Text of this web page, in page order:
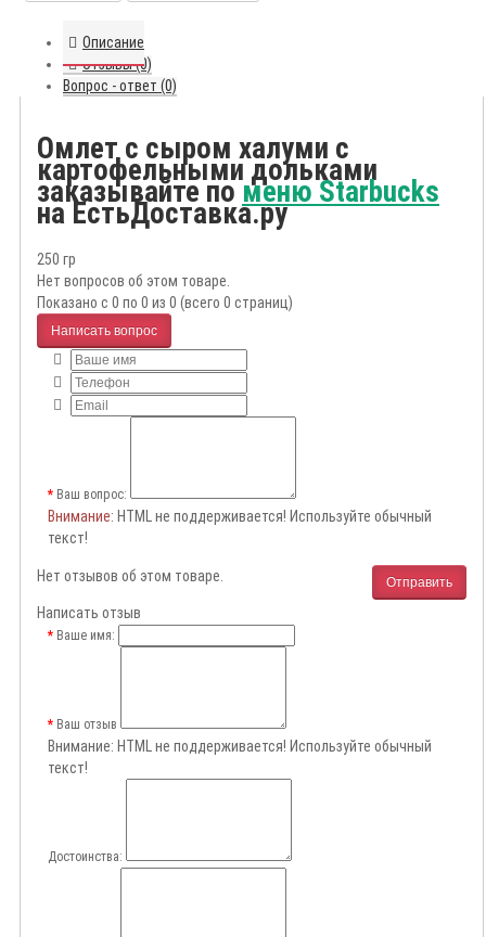
Описание
Отзывы (0)
Вопрос - ответ (0)
Омлет с сыром халуми с
картофельными дольками
заказывайте поменю Starbucks
на ЕстьДоставка.ру
250 гр
Нет вопросов об этом товаре.
Показано с 0 по 0 из 0 (всего 0 страниц)
Написать вопрос
Ваш вопрос:
Внимание: HTML не поддерживается! Используйте обычный
текст!
Отправить
Нет отзывов об этом товаре.
Написать отзыв
Ваше имя:
Ваш отзыв
Внимание: HTML не поддерживается! Используйте обычный
текст!
Достоинства: